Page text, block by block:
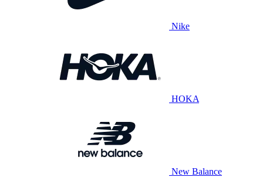
Nike
HOKA
New Balance